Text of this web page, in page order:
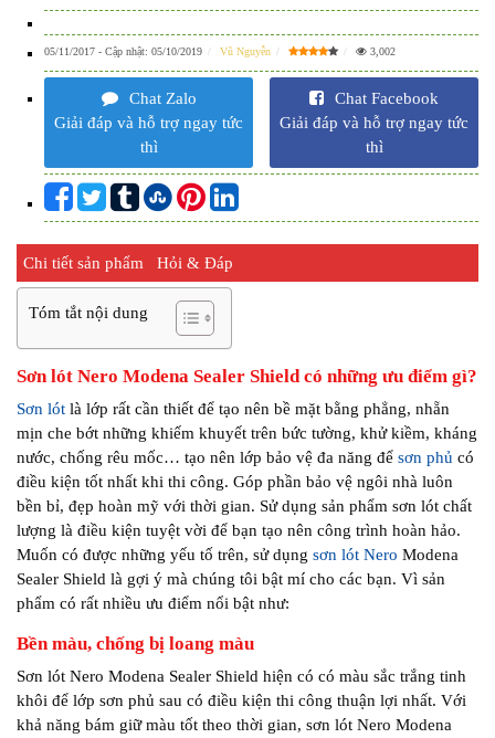
05/11/2017 - Cập nhật: 05/10/2019 Vũ Nguyễn 3,002
Chat Zalo
Giải đáp và hỗ trợ ngay tức
thì
Chat Facebook
Giải đáp và hỗ trợ ngay tức
thì
Chi tiết sản phẩm Hỏi & Đáp
Tóm tắt nội dung
Sơn lót Nero Modena Sealer Shield có những ưu điểm gì?
Sơn lót là lớp rất cần thiết để tạo nên bề mặt bằng phẳng, nhẵn
mịn che bớt những khiếm khuyết trên bức tường, khử kiềm, kháng
nước, chống rêu mốc… tạo nên lớp bảo vệ đa năng để sơn phủ có
điều kiện tốt nhất khi thi công. Góp phần bảo vệ ngôi nhà luôn
bền bỉ, đẹp hoàn mỹ với thời gian. Sử dụng sản phẩm sơn lót chất
lượng là điều kiện tuyệt vời để bạn tạo nên công trình hoàn hảo.
Muốn có được những yếu tố trên, sử dụng sơn lót Nero Modena
Sealer Shield là gợi ý mà chúng tôi bật mí cho các bạn. Vì sản
phẩm có rất nhiều ưu điểm nổi bật như:
Bền màu, chống bị loang màu
Sơn lót Nero Modena Sealer Shield hiện có có màu sắc trắng tinh
khôi để lớp sơn phủ sau có điều kiện thi công thuận lợi nhất. Với
khả năng bám giữ màu tốt theo thời gian, sơn lót Nero Modena